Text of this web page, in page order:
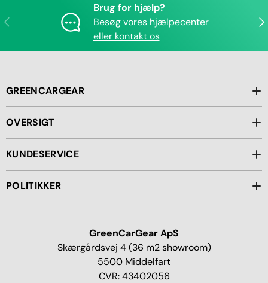
Forrige
Brug for hjælp?
Besøg vores hjælpecenter
eller kontakt os
GREENCARGEAR
OVERSIGT
KUNDESERVICE
POLITIKKER
GreenCarGear ApS
Skærgårdsvej 4 (36 m2 showroom)
5500 Middelfart
CVR: 43402056